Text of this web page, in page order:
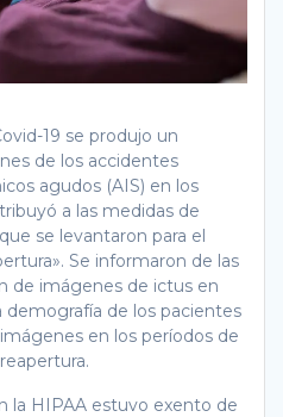
19 se produjo un
de los accidentes
agudos (AIS) en los
a las medidas de
se levantaron para el
Se informaron de las
de imágenes de ictus en
demografía de los pacientes
en los períodos de
la HIPAA estuvo exento de